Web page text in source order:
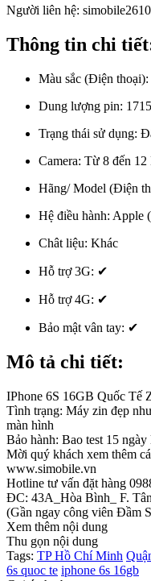
Người liên hệ: simobile2610
Thông tin chi
Màu sắc (Điện thoại):
Dung lượng pin: 1715
Trạng thái sử dụng:
Camera: Từ 8 đến 12
Hãng/ Model (Điện
Hệ điều hành: Apple
Chât liệu: Khác
Hỗ trợ 3G: ✔
Hỗ trợ 4G: ✔
Bảo mật vân tay: ✔
Mô tả chi tiết:
IPhone 6S 16GB Quốc Tế
Tình trạng: Máy zin đẹp
màn hình
Bảo hành: Bao test 15
Mời quý khách xem thêm
www.simobile.vn
Hotline tư vấn đặt hàng
ĐC: 43A_Hòa Bình_ F.
(Gần ngay công viên Đầm
Xem thêm nội dung
Thu gọn nội dung
Tags: TP Hồ Chí Minh
6s quoc te iphone 6s 16gb